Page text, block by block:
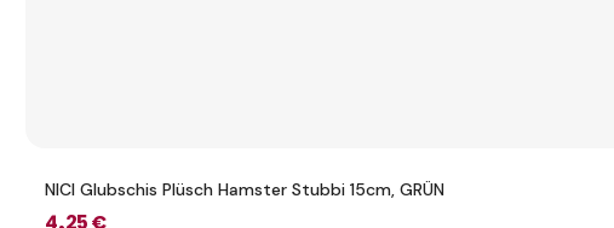
NICI Glubschis Plüsch Hamster Stubbi 15cm, GRÜN